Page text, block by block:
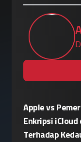
Eskalasi
Siapkan
Pemblokiran